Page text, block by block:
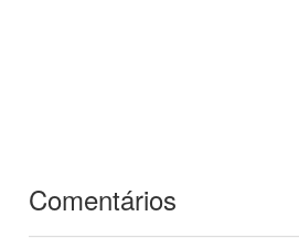
Comentários